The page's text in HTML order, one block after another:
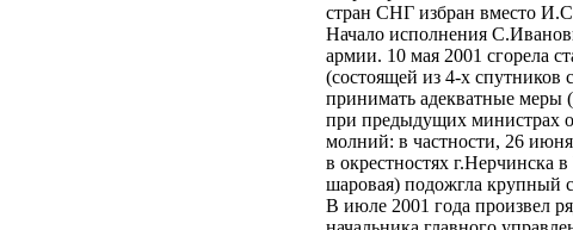
стран СНГ избран вместо
Начало исполнения
армии. 10 мая 2001 сгорела
(состоящей из 4-х спутников
принимать адекватные меры
при предыдущих министрах
молний: в частности, 26
в окрестностях г.Нерчинска
шаровая) подожгла
В июле 2001 года произвел